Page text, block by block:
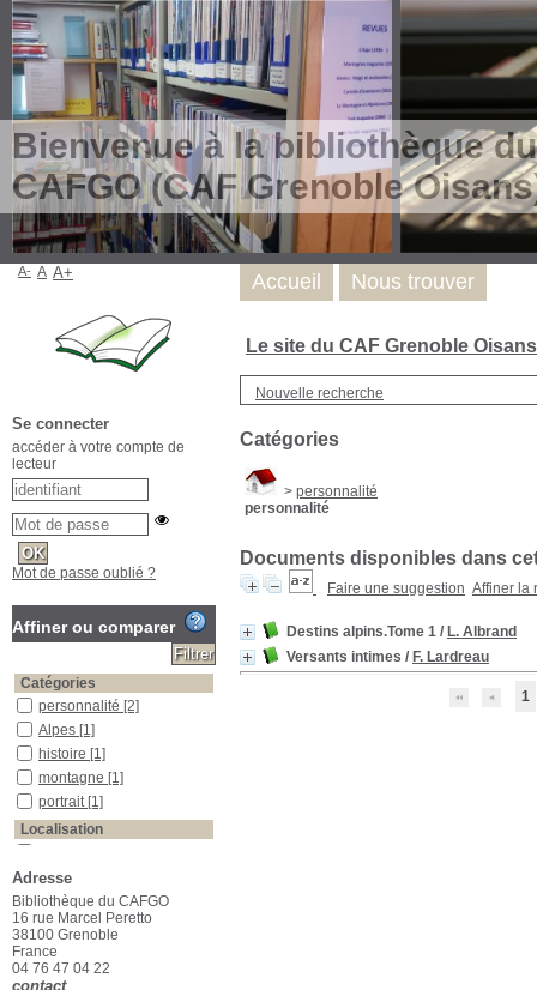
Bienvenue à la bibliothèque du
CAFGO (CAF Grenoble
Le site du CAF Grenoble
Nouvelle recherche
Catégories
> personnalité
personnalité
Documents disponibles dans
Faire une suggestion Affiner la
Destins alpins.Tome 1 / L. Albrand
Versants intimes / F. Lardreau
1
Accueil Nous trouver
A- A A+
Se connecter
accéder à votre compte de
lecteur
Mot de passe oublié ?
Affiner ou comparer
Catégories
personnalité [2]
Alpes [1]
histoire [1]
montagne [1]
portrait [1]
Localisation
Section
Fonds général[2]
Adresse
Bibliothèque du CAFGO
16 rue Marcel Peretto
38100 Grenoble
France
04 76 47 04 22
contact